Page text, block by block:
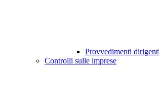
Provvedimenti
Controlli sulle imprese